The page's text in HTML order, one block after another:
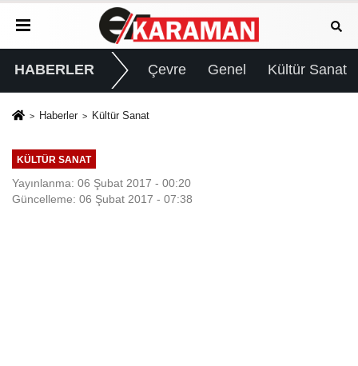
HABERLER Çevre Genel Kültür Sanat
Haberler Kültür Sanat
KÜLTÜR SANAT
Yayınlanma: 06 Şubat 2017 - 00:20
Güncelleme: 06 Şubat 2017 - 07:38